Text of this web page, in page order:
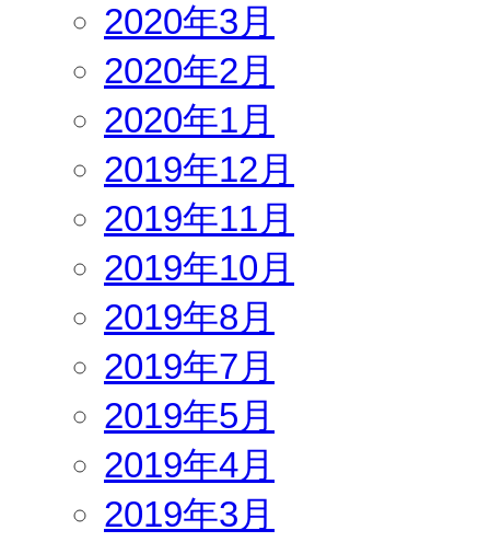
2020年3月
2020年2月
2020年1月
2019年12月
2019年11月
2019年10月
2019年8月
2019年7月
2019年5月
2019年4月
2019年3月